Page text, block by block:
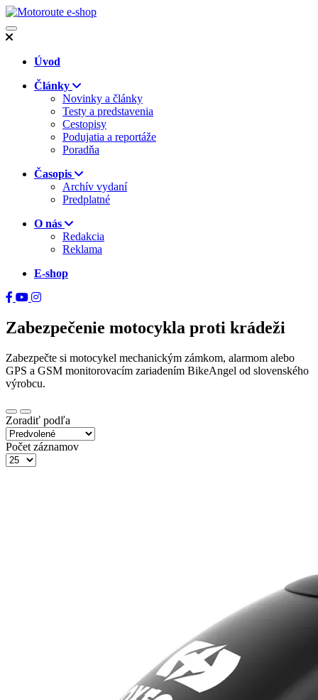
Úvod
Články
Novinky a články
Testy a predstavenia
Cestopisy
Podujatia a reportáže
Poradňa
Časopis
Archív vydaní
Predplatné
O nás
Redakcia
Reklama
E-shop
Zabezpečenie motocykla proti krádeži
Zabezpečte si motocykel mechanickým zámkom, alarmom alebo
GPS a GSM monitorovacím zariadením BikeAngel od slovenského
výrobcu.
Zoradiť podľa
Počet záznamov